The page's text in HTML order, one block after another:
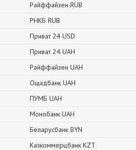
Райффайзен RUB
РНКБ RUB
Приват 24 USD
Приват 24 UAH
Райффайзен UAH
Ощадбанк UAH
ПУМБ UAH
Монобанк UAH
Беларусбанк BYN
Казкоммерцбанк KZT